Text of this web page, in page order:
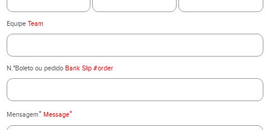
Equipe Team
N.°Boleto ou pedido Bank Slip #order
Mensagem* Message*